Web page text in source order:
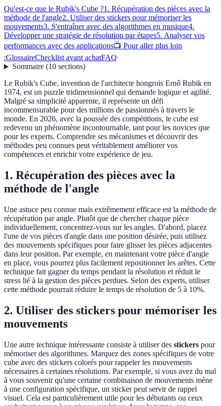
Qu'est-ce que le Rubik's Cube ?1. Récupération des pièces avec la
méthode de l'angle2. Utiliser des stickers pour mémoriser les
mouvements3. S'entraîner avec des algorithmes en musique4.
Développer une stratégie de résolution par étapes5. Analyser vos
performances avec des applications📺 Pour aller plus loin
:GlossaireChecklist avant achatFAQ
Sommaire(10 sections)
Le Rubik's Cube, invention de l'architecte hongrois Ernő Rubik en
1974, est un puzzle tridimensionnel qui demande logique et agilité.
Malgré sa simplicité apparente, il représente un défi
incommensurable pour des millions de passionnés à travers le
monde. En 2026, avec la poussée des compétitions, le cube est
redevenu un phénomène incontournable, tant pour les novices que
pour les experts. Comprendre ses mécanismes et découvrir des
méthodes peu connues peut véritablement améliorer vos
compétences et enrichir votre expérience de jeu.
1. Récupération des pièces avec la
méthode de l'angle
Une astuce peu connue mais extrêmement efficace est la méthode de
récupération par angle. Plutôt que de chercher chaque pièce
individuellement, concentrez-vous sur les angles. D'abord, placez
l'une de vos pièces d'angle dans une position désirée, puis utilisez
des mouvements spécifiques pour faire glisser les pièces adjacentes
dans leur position. Par exemple, en maintenant votre pièce d'angle
en place, vous pourrez plus facilement repositionner les arêtes. Cette
technique fait gagner du temps pendant la résolution et réduit le
stress lié à la gestion des pièces perdues. Selon des experts, utiliser
cette méthode pourrait réduire le temps de résolution de 5 à 10%.
2. Utiliser des stickers pour mémoriser les
mouvements
Une autre technique intéressante consiste à utiliser des stickers pour
mémoriser des algorithmes. Marquez des zones spécifiques de votre
cube avec des stickers colorés pour rappeler les mouvements
nécessaires à certaines résolutions. Par exemple, si vous avez du mal
à vous souvenir qu'une certaine combinaison de mouvements mène
à une configuration spécifique, un sticker peut servir de rappel
visuel. Cela est particulièrement utile pour les débutants ou ceux